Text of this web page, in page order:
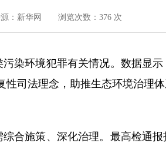
：新华网 浏览次数：376 次
染环境犯罪有关情况。数据显示
司法理念，助推生态环境治理
施策、深化治理。最高检通报